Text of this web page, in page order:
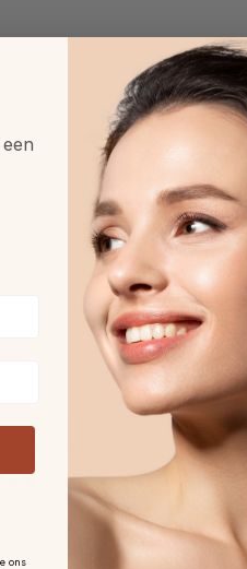
Skincare IMAGE MD - Barrier
€ 28,50
ons